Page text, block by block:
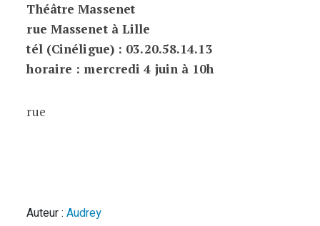
Théâtre Massenet
rue Massenet à Lille
tél (Cinéligue) : 03.20.58.14.13
horaire : mercredi 4 juin à 10h
rue
Auteur :Audrey